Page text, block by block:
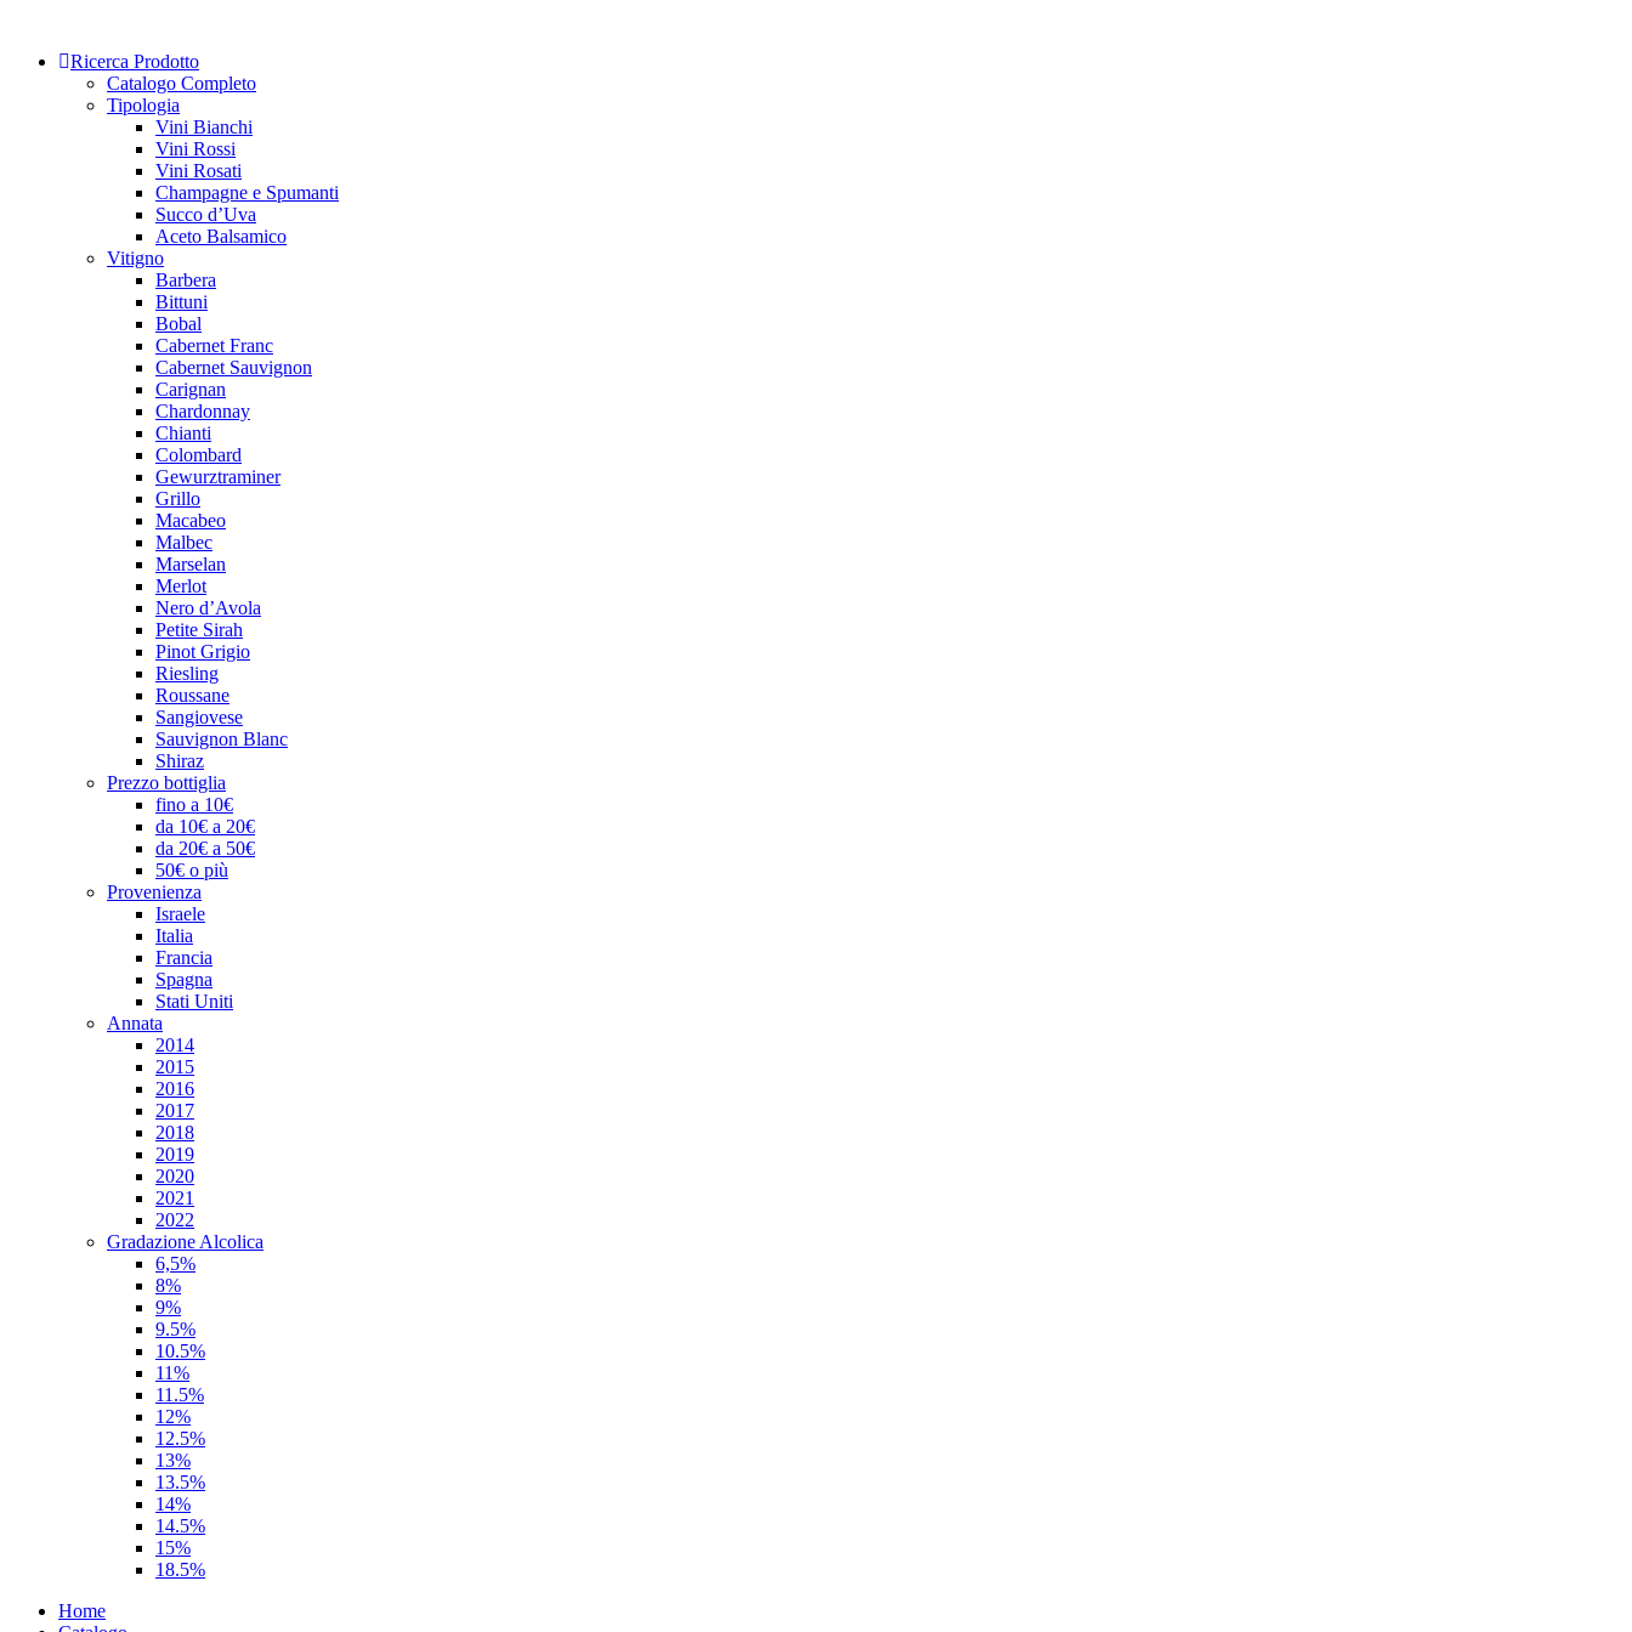
content Ricerca Prodotto
Catalogo Completo
Tipologia
Vini Bianchi
Vini Rossi
Vini Rosati
Champagne e Spumanti
Succo d’Uva
Aceto Balsamico
Vitigno
Barbera
Bittuni
Bobal
Cabernet Franc
Cabernet Sauvignon
Carignan
Chardonnay
Chianti
Colombard
Gewurztraminer
Grillo
Macabeo
Malbec
Marselan
Merlot
Nero d’Avola
Petite Sirah
Pinot Grigio
Riesling
Roussane
Sangiovese
Sauvignon Blanc
Shiraz
Prezzo bottiglia
fino a 10€
da 10€ a 20€
da 20€ a 50€
50€ o più
Provenienza
Israele
Italia
Francia
Spagna
Stati Uniti
Annata
2014
2015
2016
2017
2018
2019
2020
2021
2022
Gradazione Alcolica
6,5%
8%
9%
9.5%
10.5%
11%
11.5%
12%
12.5%
13%
13.5%
14%
14.5%
15%
18.5%
Home